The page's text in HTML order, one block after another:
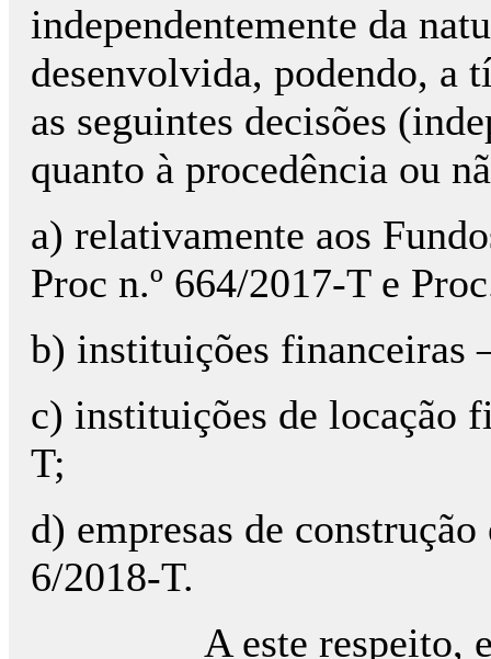
independentemente da
desenvolvida, podendo, a
as seguintes decisões
quanto à procedência ou
a) relativamente aos
Proc n.º 664/2017-T e
b) instituições financeiras
c) instituições de locação
T;
d) empresas de
6/2018-T.
A este respeito,